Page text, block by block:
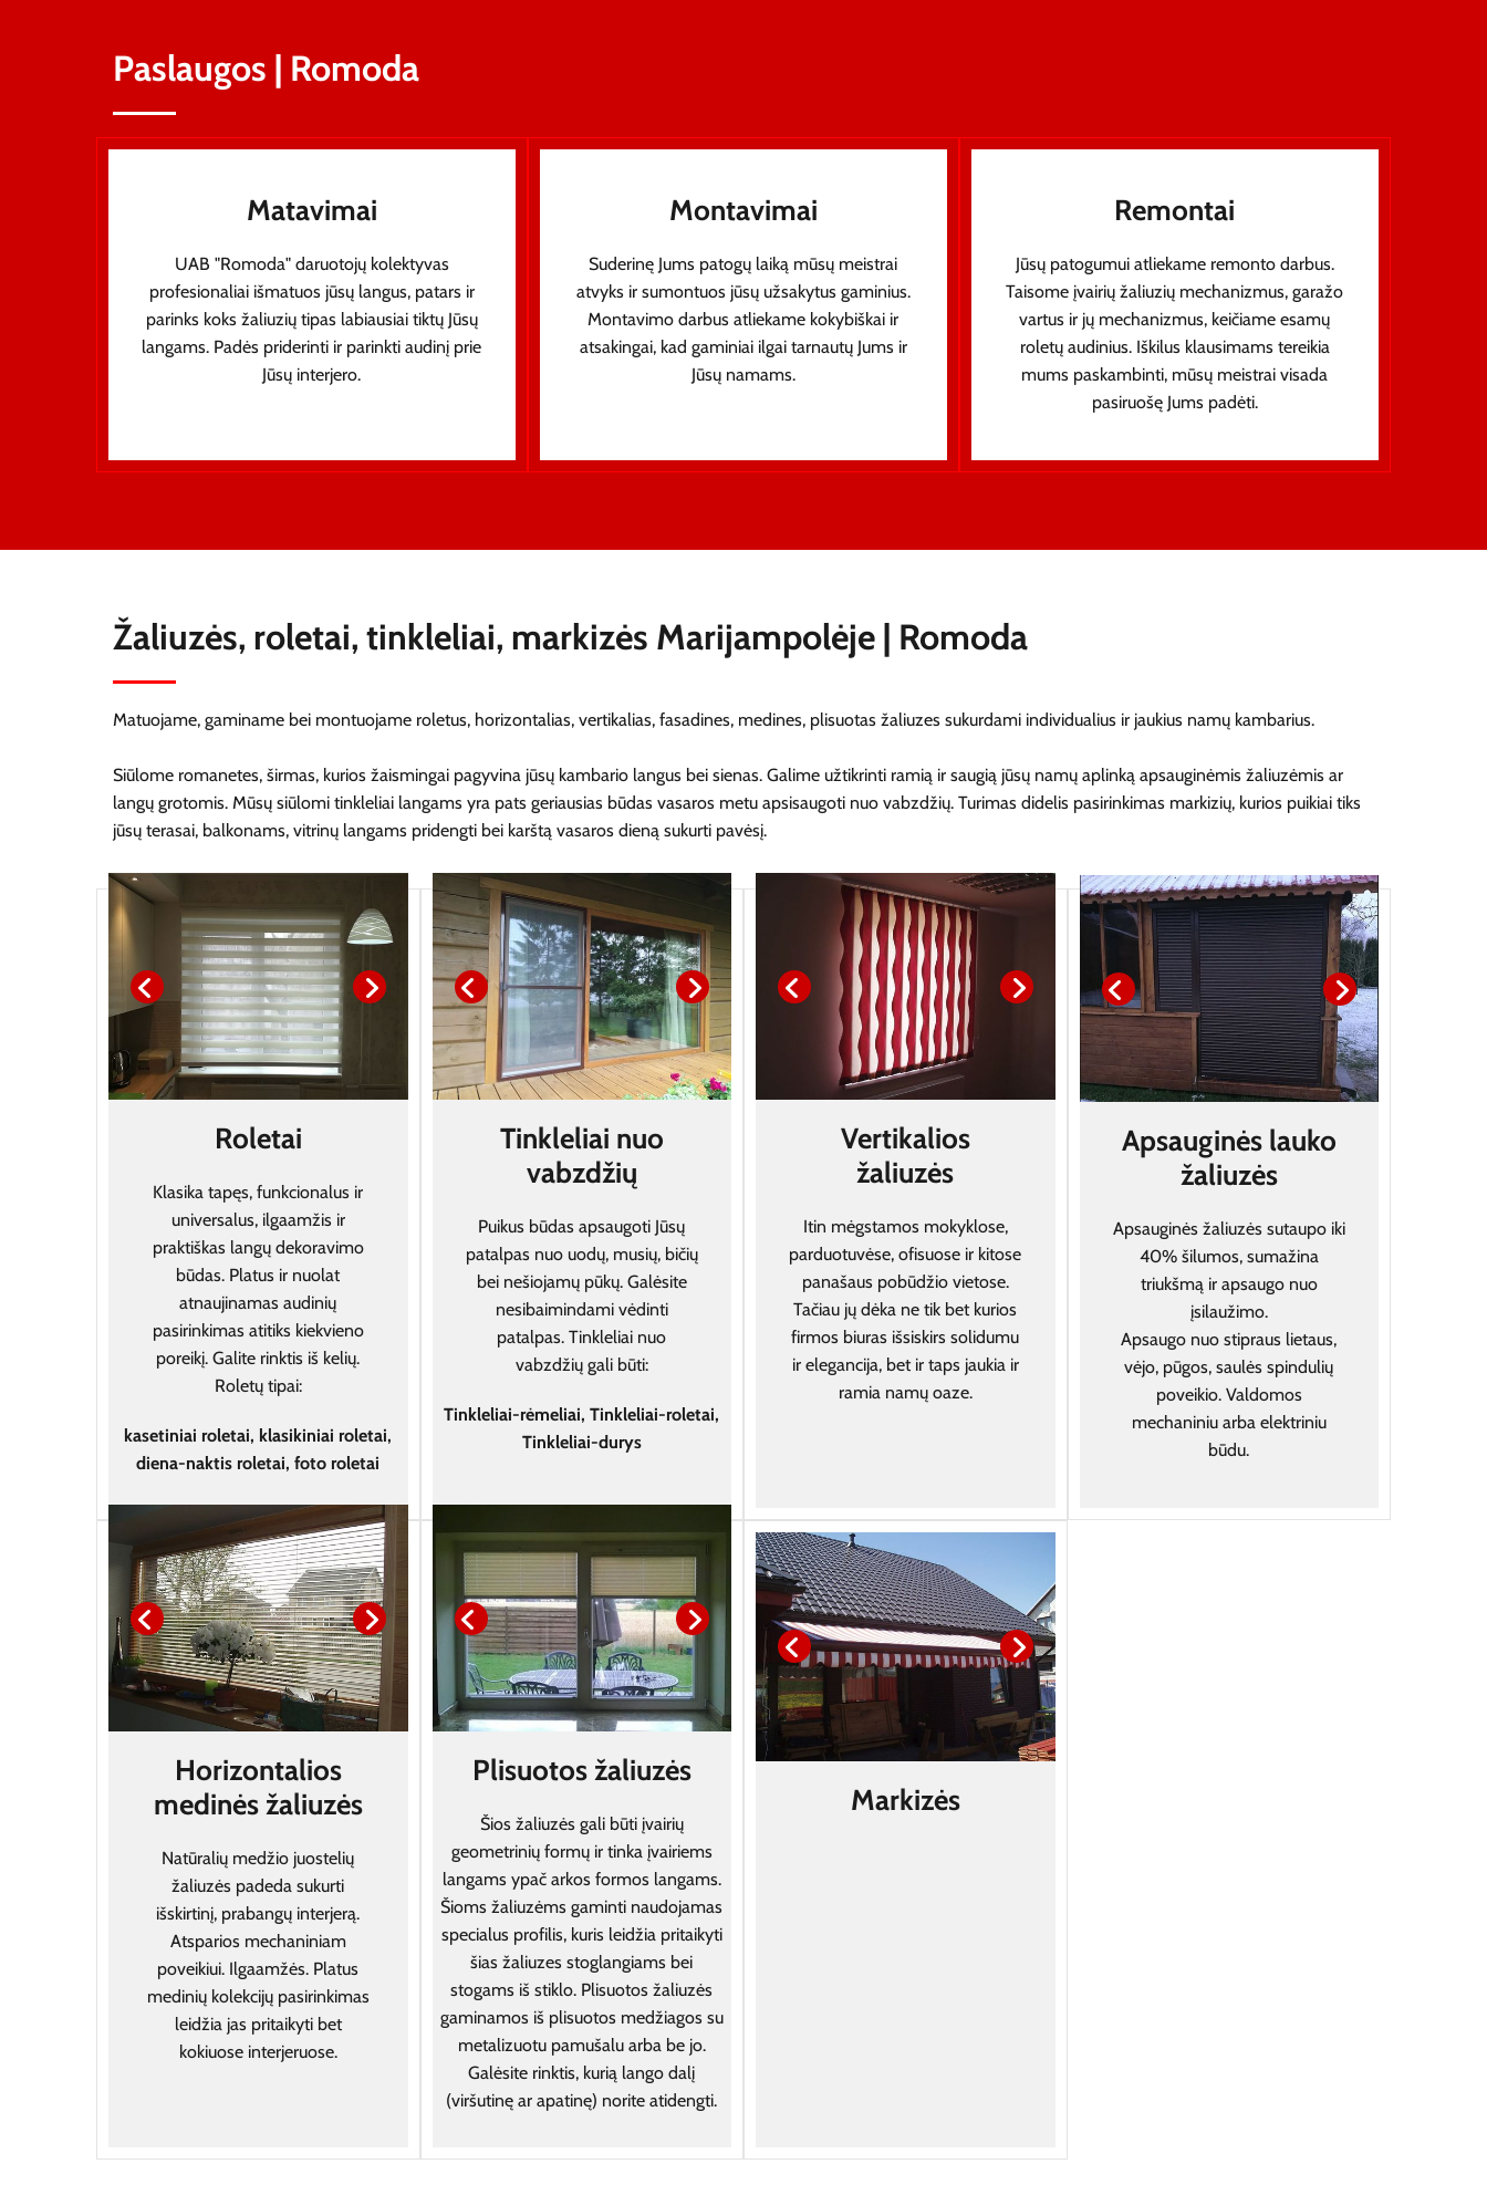
Paslaugos | Romoda
Matavimai
UAB "Romoda" daruotojų kolektyvas
profesionaliai išmatuos jūsų langus, patars ir
parinks koks žaliuzių tipas labiausiai tiktų Jūsų
langams. Padės priderinti ir parinkti audinį prie
Jūsų interjero.
Montavimai
Suderinę Jums patogų laiką mūsų meistrai
atvyks ir sumontuos jūsų užsakytus gaminius.
Montavimo darbus atliekame kokybiškai ir
atsakingai, kad gaminiai ilgai tarnautų Jums ir
Jūsų namams.
Remontai
Jūsų patogumui atliekame remonto darbus.
Taisome įvairių žaliuzių mechanizmus, garažo
vartus ir jų mechanizmus, keičiame esamų
roletų audinius. Iškilus klausimams tereikia
mums paskambinti, mūsų meistrai visada
pasiruošę Jums padėti.
Žaliuzės, roletai, tinkleliai, markizės Marijampolėje | Romoda
Matuojame, gaminame bei montuojame roletus, horizontalias, vertikalias, fasadines, medines, plisuotas žaliuzes sukurdami individualius ir jaukius namų kambarius.
Siūlome romanetes, širmas, kurios žaismingai pagyvina jūsų kambario langus bei sienas. Galime užtikrinti ramią ir saugią jūsų namų aplinką apsauginėmis žaliuzėmis ar
langų grotomis. Mūsų siūlomi tinkleliai langams yra pats geriausias būdas vasaros metu apsisaugoti nuo vabzdžių. Turimas didelis pasirinkimas markizių, kurios puikiai tiks
jūsų terasai, balkonams, vitrinų langams pridengti bei karštą vasaros dieną sukurti pavėsį.
Roletai
Klasika tapęs, funkcionalus ir
universalus, ilgaamžis ir
praktiškas langų dekoravimo
būdas. Platus ir nuolat
atnaujinamas audinių
pasirinkimas atitiks kiekvieno
poreikį. Galite rinktis iš kelių.
Roletų tipai:
kasetiniai roletai, klasikiniai roletai,
diena-naktis roletai, foto roletai
Tinkleliai nuo
vabzdžių
Puikus būdas apsaugoti Jūsų
patalpas nuo uodų, musių, bičių
bei nešiojamų pūkų. Galėsite
nesibaimindami vėdinti
patalpas. Tinkleliai nuo
vabzdžių gali būti:
Tinkleliai-rėmeliai, Tinkleliai-roletai,
Tinkleliai-durys
Vertikalios
žaliuzės
Itin mėgstamos mokyklose,
parduotuvėse, ofisuose ir kitose
panašaus pobūdžio vietose.
Tačiau jų dėka ne tik bet kurios
firmos biuras išsiskirs solidumu
ir elegancija, bet ir taps jaukia ir
ramia namų oaze.
Apsauginės lauko
žaliuzės
Apsauginės žaliuzės sutaupo iki
40% šilumos, sumažina
triukšmą ir apsaugo nuo
įsilaužimo.
Apsaugo nuo stipraus lietaus,
vėjo, pūgos, saulės spindulių
poveikio. Valdomos
mechaniniu arba elektriniu
būdu.
Horizontalios
medinės žaliuzės
Natūralių medžio juostelių
žaliuzės padeda sukurti
išskirtinį, prabangų interjerą.
Atsparios mechaniniam
poveikiui. Ilgaamžės. Platus
medinių kolekcijų pasirinkimas
leidžia jas pritaikyti bet
kokiuose interjeruose.
Plisuotos žaliuzės
Šios žaliuzės gali būti įvairių
geometrinių formų ir tinka įvairiems
langams ypač arkos formos langams.
Šioms žaliuzėms gaminti naudojamas
specialus profilis, kuris leidžia pritaikyti
šias žaliuzes stoglangiams bei
stogams iš stiklo. Plisuotos žaliuzės
gaminamos iš plisuotos medžiagos su
metalizuotu pamušalu arba be jo.
Galėsite rinktis, kurią lango dalį
(viršutinę ar apatinę) norite atidengti.
Markizės